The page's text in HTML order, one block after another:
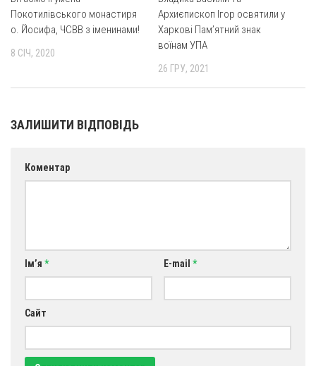
Оголошення
Трансляції
Покотилівського монастиря
о. Йосифа, ЧСВВ з іменинами!
8 СІЧ, 2020
Архиєпископ Ігор освятили у
Харкові Пам’ятний знак
воїнам УПА
26 ГРУ, 2021
ЗАЛИШИТИ ВІДПОВІДЬ
Коментар
Ім’я * E-mail *
Сайт